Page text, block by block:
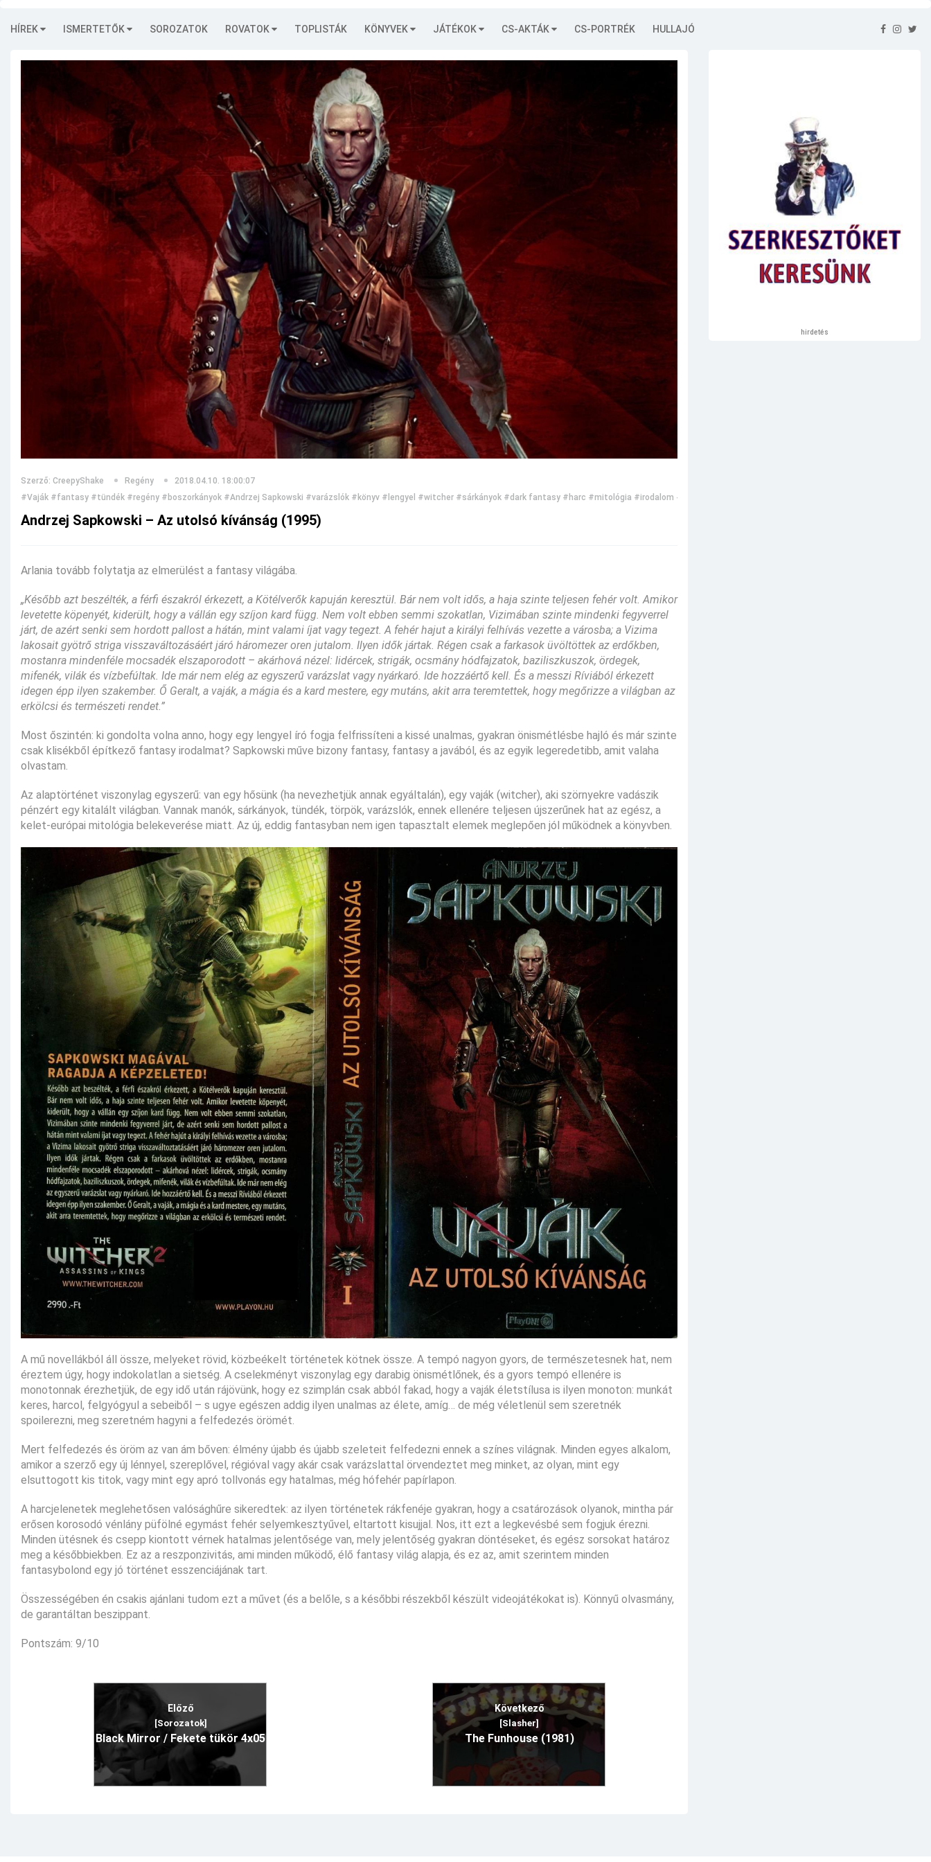
HÍREK ISMERTETŐK SOROZATOK ROVATOK TOPLISTÁK KÖNYVEK JÁTÉKOK CS-AKTÁK CS-PORTRÉK HULLAJÓ
Szerző: CreepyShake Regény
2018.04.10. 18:00:07
#Vaják #fantasy #tündék #regény #boszorkányok #Andrzej Sapkowski #varázslók #könyv #lengyel #witcher #sárkányok #dark fantasy #harc #mitológia #irodalom #vér
Andrzej Sapkowski – Az utolsó kívánság (1995)
Arlania tovább folytatja az elmerülést a fantasy világába.
„Később azt beszélték, a férfi északról érkezett, a Kötélverők kapuján keresztül. Bár nem volt idős, a haja szinte teljesen fehér volt. Amikor
levetette köpenyét, kiderült, hogy a vállán egy szíjon kard függ. Nem volt ebben semmi szokatlan, Vizimában szinte mindenki fegyverrel
járt, de azért senki sem hordott pallost a hátán, mint valami íjat vagy tegezt. A fehér hajut a királyi felhívás vezette a városba; a Vizima
lakosait gyötrő striga visszaváltozásáért járó háromezer oren jutalom. Ilyen idők jártak. Régen csak a farkasok üvöltöttek az erdőkben,
mostanra mindenféle mocsadék elszaporodott – akárhová nézel: lidércek, strigák, ocsmány hódfajzatok, baziliszkuszok, ördegek,
mifenék, vilák és vízbefúltak. Ide már nem elég az egyszerű varázslat vagy nyárkaró. Ide hozzáértő kell. És a messzi Ríviából érkezett
idegen épp ilyen szakember. Ő Geralt, a vaják, a mágia és a kard mestere, egy mutáns, akit arra teremtettek, hogy megőrizze a világban az
erkölcsi és természeti rendet.”
Most őszintén: ki gondolta volna anno, hogy egy lengyel író fogja felfrissíteni a kissé unalmas, gyakran önismétlésbe hajló és már szinte
csak klisékből építkező fantasy irodalmat? Sapkowski műve bizony fantasy, fantasy a javából, és az egyik legeredetibb, amit valaha
olvastam.
Az alaptörténet viszonylag egyszerű: van egy hősünk (ha nevezhetjük annak egyáltalán), egy vaják (witcher), aki szörnyekre vadászik
pénzért egy kitalált világban. Vannak manók, sárkányok, tündék, törpök, varázslók, ennek ellenére teljesen újszerűnek hat az egész, a
kelet-európai mitológia belekeverése miatt. Az új, eddig fantasyban nem igen tapasztalt elemek meglepően jól működnek a könyvben.
A mű novellákból áll össze, melyeket rövid, közbeékelt történetek kötnek össze. A tempó nagyon gyors, de természetesnek hat, nem
éreztem úgy, hogy indokolatlan a sietség. A cselekményt viszonylag egy darabig önismétlőnek, és a gyors tempó ellenére is
monotonnak érezhetjük, de egy idő után rájövünk, hogy ez szimplán csak abból fakad, hogy a vaják életstílusa is ilyen monoton: munkát
keres, harcol, felgyógyul a sebeiből – s ugye egészen addig ilyen unalmas az élete, amíg… de még véletlenül sem szeretnék
spoilerezni, meg szeretném hagyni a felfedezés örömét.
Mert felfedezés és öröm az van ám bőven: élmény újabb és újabb szeleteit felfedezni ennek a színes világnak. Minden egyes alkalom,
amikor a szerző egy új lénnyel, szereplővel, régióval vagy akár csak varázslattal örvendeztet meg minket, az olyan, mint egy
elsuttogott kis titok, vagy mint egy apró tollvonás egy hatalmas, még hófehér papírlapon.
A harcjelenetek meglehetősen valósághűre sikeredtek: az ilyen történetek rákfenéje gyakran, hogy a csatározások olyanok, mintha pár
erősen korosodó vénlány püfölné egymást fehér selyemkesztyűvel, eltartott kisujjal. Nos, itt ezt a legkevésbé sem fogjuk érezni.
Minden ütésnek és csepp kiontott vérnek hatalmas jelentősége van, mely jelentőség gyakran döntéseket, és egész sorsokat határoz
meg a későbbiekben. Ez az a reszponzivitás, ami minden működő, élő fantasy világ alapja, és ez az, amit szerintem minden
fantasybolond egy jó történet esszenciájának tart.
Összességében én csakis ajánlani tudom ezt a művet (és a belőle, s a későbbi részekből készült videojátékokat is). Könnyű olvasmány,
de garantáltan beszippant.
Pontszám: 9/10
Előző
[Sorozatok]
Black Mirror / Fekete tükör 4x05
Következő
[Slasher]
The Funhouse (1981)
hirdetés